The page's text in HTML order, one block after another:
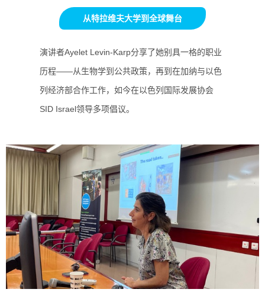
从特拉维夫大学到全球舞台
演讲者Ayelet Levin-Karp分享了她别具一格的职业
历程——从生物学到公共政策，再到在加纳与以色
列经济部合作工作，如今在以色列国际发展协会
SID Israel领导多项倡议。